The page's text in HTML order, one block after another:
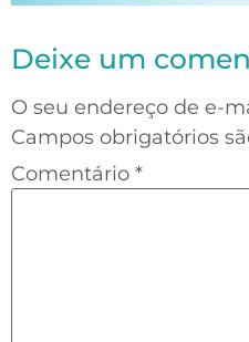
Deixe um
O seu endereço de e-
Campos obrigatórios
Comentário *